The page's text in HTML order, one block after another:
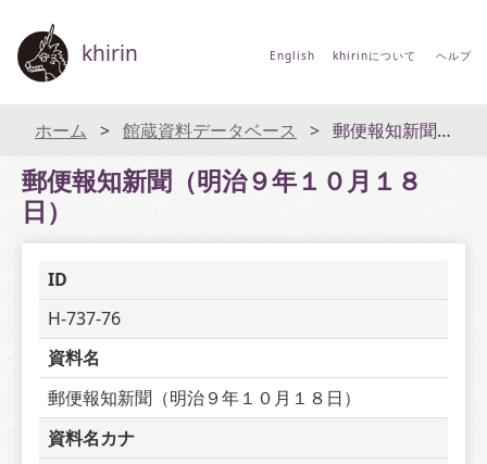
khirin English khirinについて ヘルプ
ホーム 館蔵資料データベース 郵便報知新聞（明治９年１０月１８日）
郵便報知新聞（明治９年１０月１８
日）
ID
H-737-76
資料名
郵便報知新聞（明治９年１０月１８日）
資料名カナ